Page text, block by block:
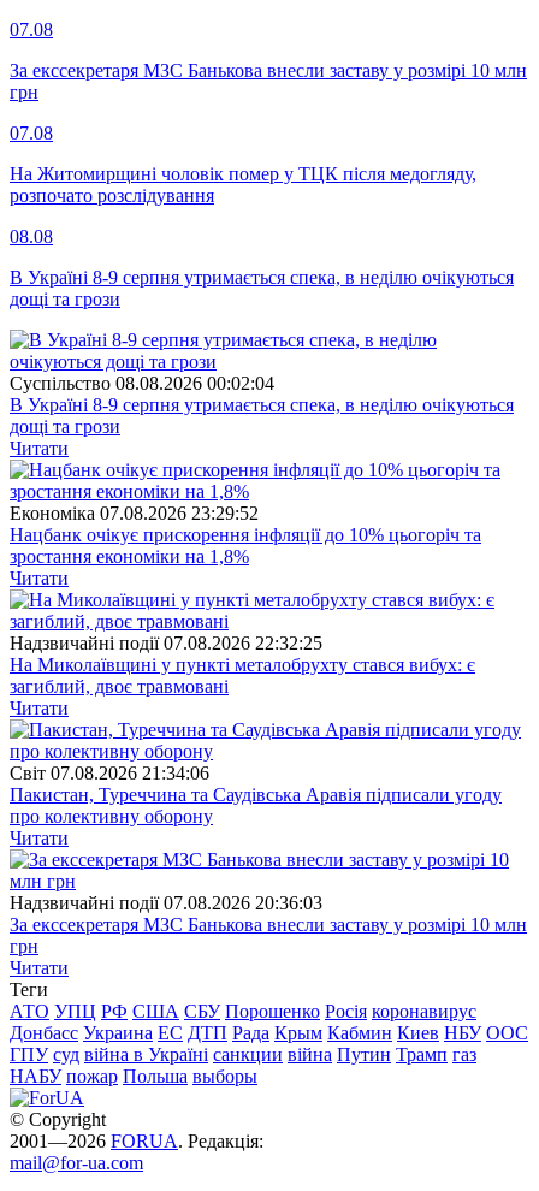
07.08
За екссекретаря МЗС Банькова внесли заставу у розмірі 10 млн
грн
07.08
На Житомирщині чоловік помер у ТЦК після медогляду,
розпочато розслідування
08.08
В Україні 8-9 серпня утримається спека, в неділю очікуються
дощі та грози
Суспiльство 08.08.2026 00:02:04
В Україні 8-9 серпня утримається спека, в неділю очікуються
дощі та грози
Читати
Економіка 07.08.2026 23:29:52
Нацбанк очікує прискорення інфляції до 10% цьогоріч та
зростання економіки на 1,8%
Читати
Надзвичайні події 07.08.2026 22:32:25
На Миколаївщині у пункті металобрухту стався вибух: є
загиблий, двоє травмовані
Читати
Свiт 07.08.2026 21:34:06
Пакистан, Туреччина та Саудівська Аравія підписали угоду
про колективну оборону
Читати
Надзвичайні події 07.08.2026 20:36:03
За екссекретаря МЗС Банькова внесли заставу у розмірі 10 млн
грн
Читати
Теги
АТО УПЦ РФ США СБУ Порошенко Росія коронавирус
Донбасс Украина ЕС ДТП Рада Крым Кабмин Киев НБУ ООС
ГПУ суд війна в Україні санкции війна Путин Трамп газ
НАБУ пожар Польша выборы
© Copyright
2001—2026 FORUA. Редакція:
mail@for-ua.com